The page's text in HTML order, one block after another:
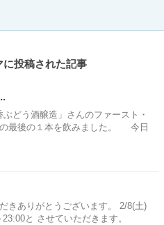
に投稿された記事
どう酒醸造」さんのファースト・
最後の１本を飲みました。 今日
きありがとうございます。 2/8(土)
と させていただきます。